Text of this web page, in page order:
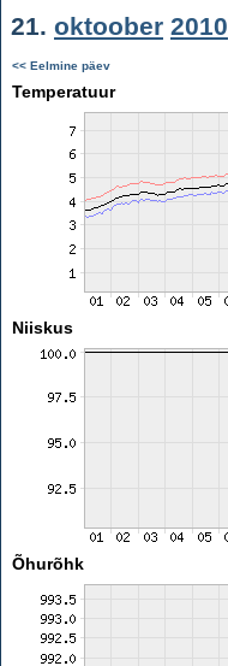
21. oktoober 2010
<< Eelmine päev
Temperatuur
Niiskus
Õhurõhk